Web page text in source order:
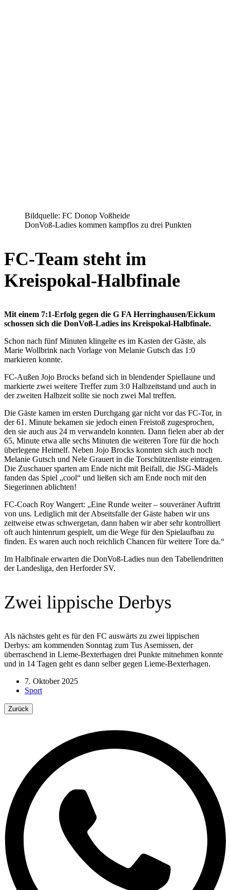
Bildquelle: FC Donop Voßheide
DonVoß-Ladies kommen kampflos zu drei Punkten
FC-Team steht im
Kreispokal-Halbfinale
Mit einem 7:1-Erfolg gegen die G FA Herringhausen/Eickum
schossen sich die DonVoß-Ladies ins Kreispokal-Halbfinale.
Schon nach fünf Minuten klingelte es im Kasten der Gäste, als
Marie Wollbrink nach Vorlage von Melanie Gutsch das 1:0
markieren konnte.
FC-Außen Jojo Brocks befand sich in blendender Spiellaune und
markierte zwei weitere Treffer zum 3:0 Halbzeitstand und auch in
der zweiten Halbzeit sollte sie noch zwei Mal treffen.
Die Gäste kamen im ersten Durchgang gar nicht vor das FC-Tor, in
der 61. Minute bekamen sie jedoch einen Freistoß zugesprochen,
den sie auch aus 24 m verwandeln konnten. Dann fielen aber ab der
65, Minute etwa alle sechs Minuten die weiteren Tore für die hoch
überlegene Heimelf. Neben Jojo Brocks konnten sich auch noch
Melanie Gutsch und Nele Grauert in die Torschützenliste eintragen.
Die Zuschauer sparten am Ende nicht mit Beifall, die JSG-Mädels
fanden das Spiel „cool“ und ließen sich am Ende noch mit den
Siegerinnen ablichten!
FC-Coach Roy Wangert: „Eine Runde weiter – souveräner Auftritt
von uns. Lediglich mit der Abseitsfalle der Gäste haben wir uns
zeitweise etwas schwergetan, dann haben wir aber sehr kontrolliert
oft auch hintenrum gespielt, um die Wege für den Spielaufbau zu
finden. Es waren auch noch reichlich Chancen für weitere Tore da.“
Im Halbfinale erwarten die DonVoß-Ladies nun den Tabellendritten
der Landesliga, den Herforder SV.
Zwei lippische Derbys
Als nächstes geht es für den FC auswärts zu zwei lippischen
Derbys: am kommenden Sonntag zum Tus Asemissen, der
überraschend in Lieme-Bexterhagen drei Punkte mitnehmen konnte
und in 14 Tagen geht es dann selber gegen Lieme-Bexterhagen.
7. Oktober 2025
Sport